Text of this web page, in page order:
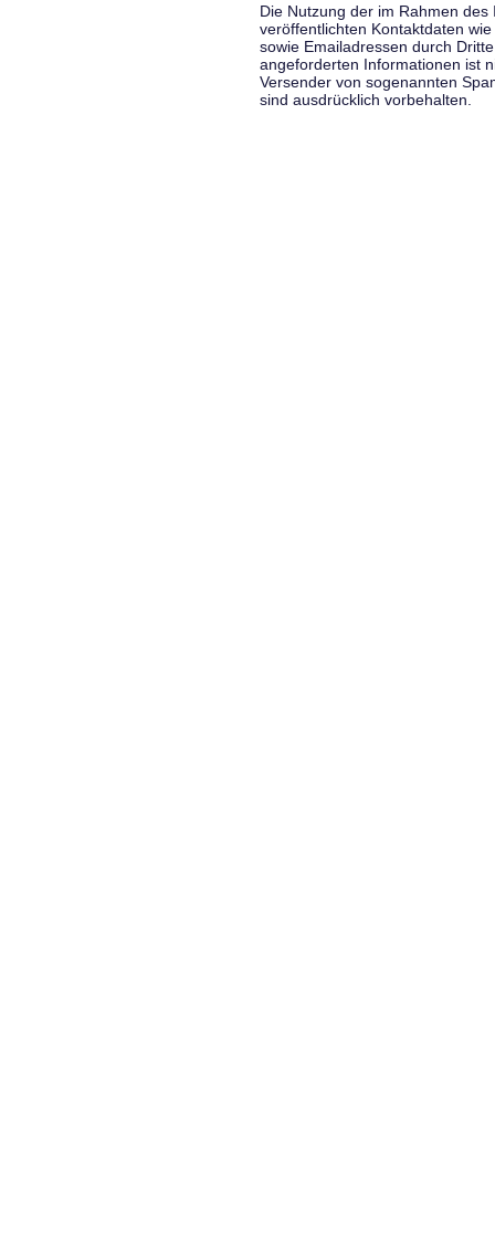
Die Nutzung der im Rahmen
veröffentlichten Kontaktdaten
sowie Emailadressen durch
angeforderten Informationen ist
Versender von sogenannten
sind ausdrücklich vorbehalten.